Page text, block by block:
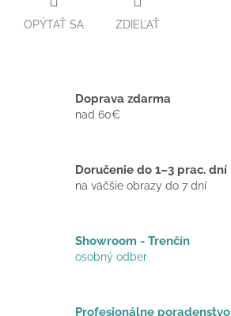
OPÝTAŤ SA ZDIEĽAŤ
Doprava zdarma
nad 60€
Doručenie do 1–3 prac. dní
na väčšie obrazy do 7 dní
Showroom - Trenčín
osobný odber
Profesionálne poradenstvo